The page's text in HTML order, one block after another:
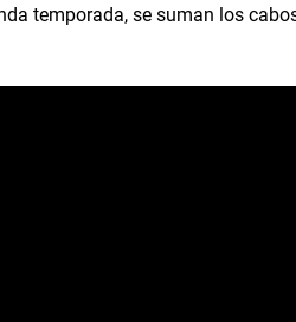
temporada, se suman los